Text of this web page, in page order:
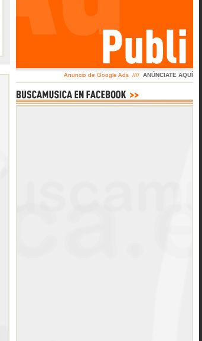
Anuncio de Google Ads //// ANÚNCIATE AQUÍ